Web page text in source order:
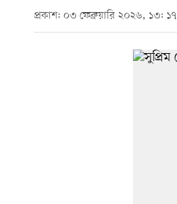
প্রকাশ: ০৩ ফেব্রুয়ারি ২০২৬, ১৩: ১৭